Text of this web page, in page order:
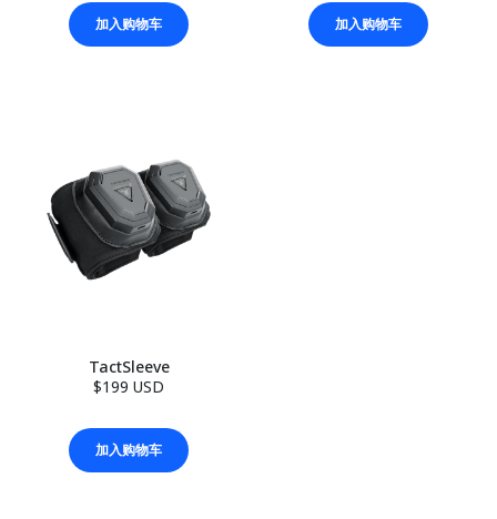
加入购物车 加入购物车
TactSleeve
$199 USD
加入购物车